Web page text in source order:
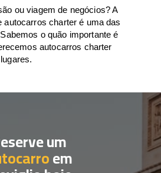
ou viagem de negócios? A
autocarros charter é uma das
o quão importante é
autocarros charter
um
em